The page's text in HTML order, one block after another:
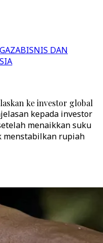
BISNIS DAN
ke investor global
kepada investor
menaikkan suku
menstabilkan rupiah